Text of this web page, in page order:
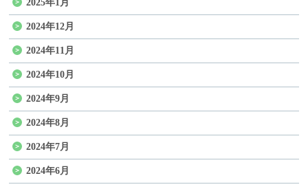
2025年1月
2024年12月
2024年11月
2024年10月
2024年9月
2024年8月
2024年7月
2024年6月